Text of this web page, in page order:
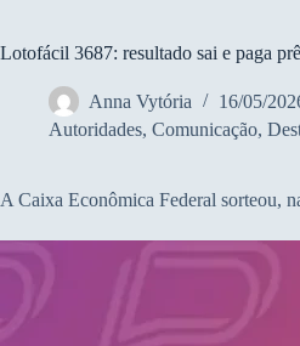
Lotofácil 3687: resultado sai e paga
Anna Vytória
16/05/
Autoridades, Comunicação,
A Caixa Econômica Federal sorteou,